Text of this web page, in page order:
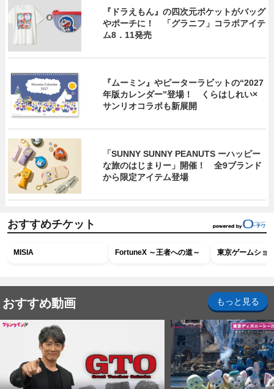
『ドラえもん』の四次元ポケットがバッグ
やポーチに！ 「グラニフ」コラボアイテ
ム8．11発売
『ムーミン』やピーターラビットの“2027
年版カレンダー”登場！ くらはしれい×
サンリオコラボも新展開
「SUNNY SUNNY PEANUTS ーハッピー
な旅のはじまりー」開催！ 全9ブランド
から限定アイテム登場
おすすめチケット
MISIA FortuneX ～王者への道～ 東京ゲームショ
おすすめ動画 もっと見る